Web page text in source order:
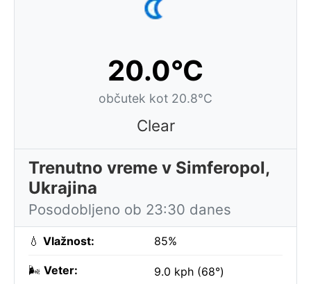
20.0°C
občutek kot 20.8°C
Clear
Trenutno vreme v Simferopol,
Ukrajina
Posodobljeno ob 23:30 danes
💧 Vlažnost: 85%
🌬️ Veter: 9.0 kph (68°)